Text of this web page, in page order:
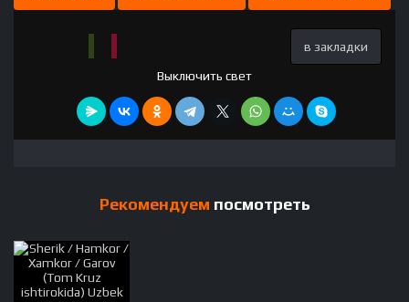
в закладки
Выключить свет
Рекомендуем посмотреть